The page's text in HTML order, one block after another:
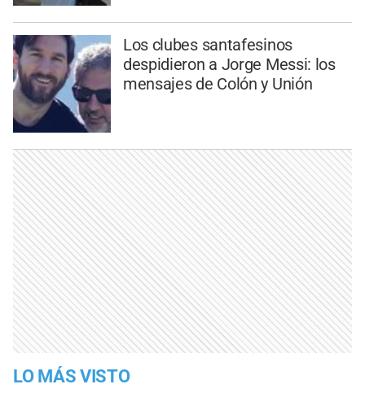
Los clubes santafesinos
despidieron a Jorge Messi: los
mensajes de Colón y Unión
LO MÁS VISTO